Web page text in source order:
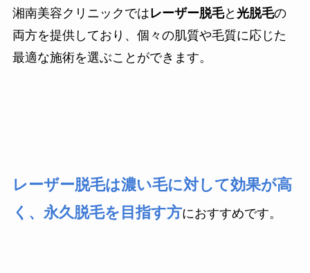
湘南美容クリニックではレーザー脱毛と 光脱毛の
両方を提供しており、個々の肌質や毛質に応じた
最適な施術を選ぶことができます。
レーザー脱毛は濃い毛に対して効果が高
く、永久脱毛を目指す方におすすめです。